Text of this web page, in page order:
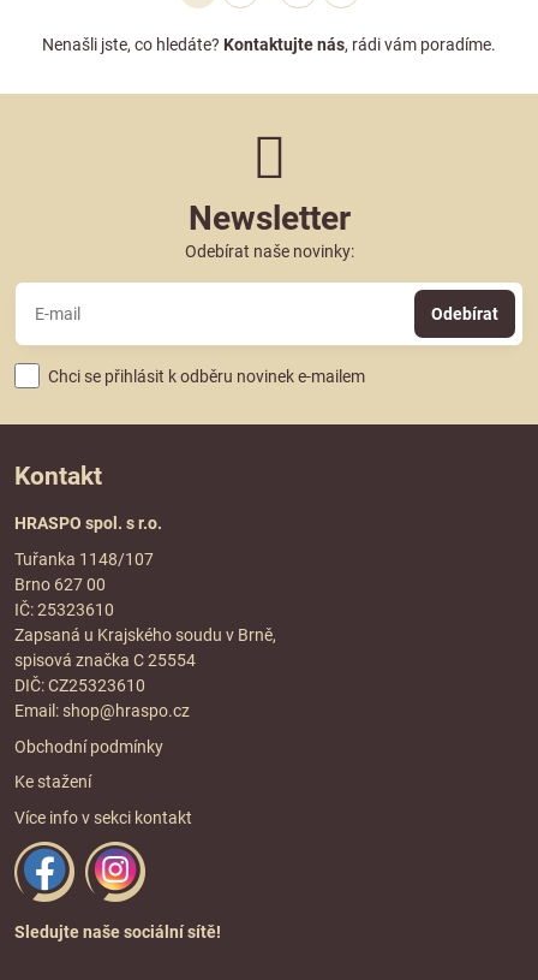
Nenašli jste, co hledáte? Kontaktujte nás, rádi vám poradíme.
Newsletter
Odebírat naše novinky:
Odebírat
Chci se přihlásit k odběru novinek e-mailem
Kontakt
HRASPO spol. s r.o.
Tuřanka 1148/107
Brno 627 00
IČ: 25323610
Zapsaná u Krajského soudu v Brně,
spisová značka C 25554
DIČ: CZ25323610
Email: shop@hraspo.cz
Obchodní podmínky
Ke stažení
Více info v sekci kontakt
Sledujte naše sociální sítě!